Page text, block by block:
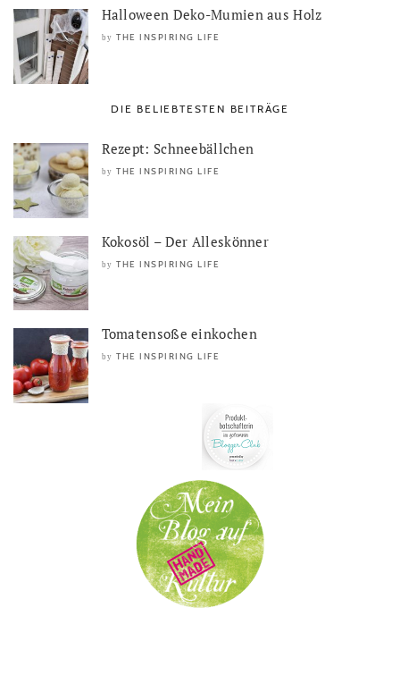
Halloween Deko-Mumien aus Holz
by THE INSPIRING LIFE
DIE BELIEBTESTEN BEITRÄGE
Rezept: Schneebällchen
by THE INSPIRING LIFE
Kokosöl – Der Alleskönner
by THE INSPIRING LIFE
Tomatensoße einkochen
by THE INSPIRING LIFE